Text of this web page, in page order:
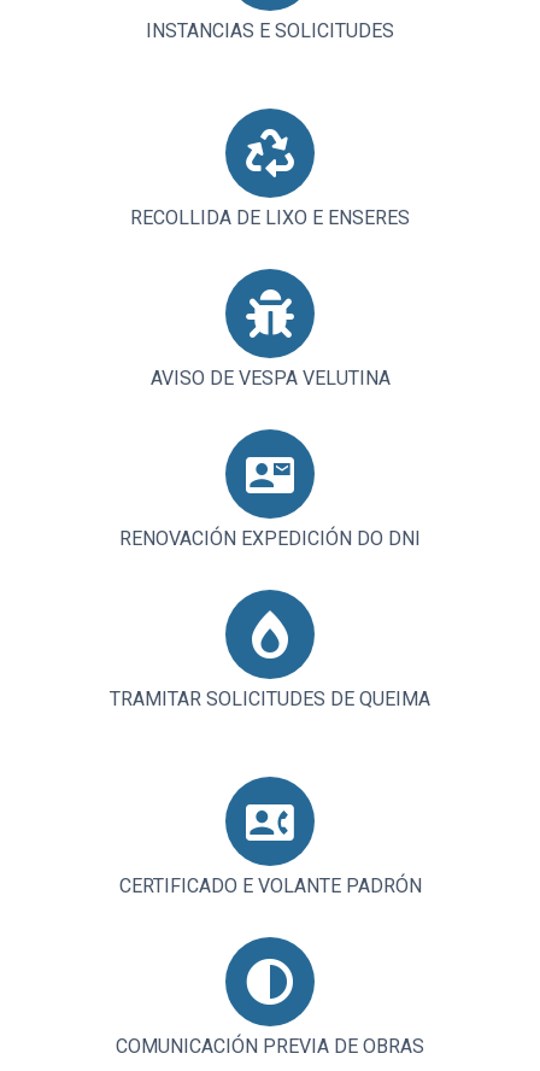
INSTANCIAS E SOLICITUDES
RECOLLIDA DE LIXO E ENSERES
AVISO DE VESPA VELUTINA
RENOVACIÓN EXPEDICIÓN DO DNI
TRAMITAR SOLICITUDES DE QUEIMA
CERTIFICADO E VOLANTE PADRÓN
COMUNICACIÓN PREVIA DE OBRAS